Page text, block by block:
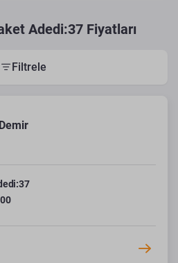
Adedi:37 Fiyatları
Filtrele